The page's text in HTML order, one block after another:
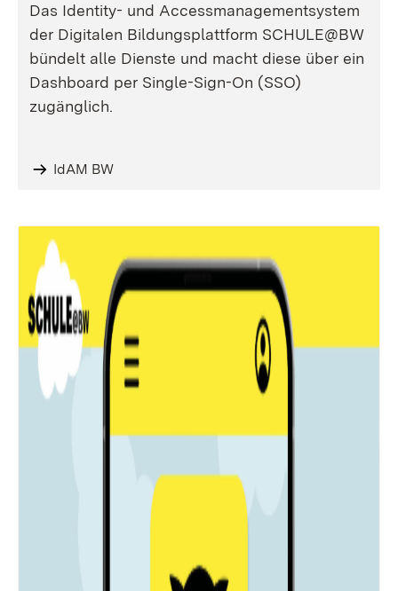
Das Identity- und Accessmanagementsystem
der Digitalen Bildungsplattform SCHULE@BW
bündelt alle Dienste und macht diese über ein
Dashboard per Single-Sign-On (SSO)
zugänglich.
IdAM BW